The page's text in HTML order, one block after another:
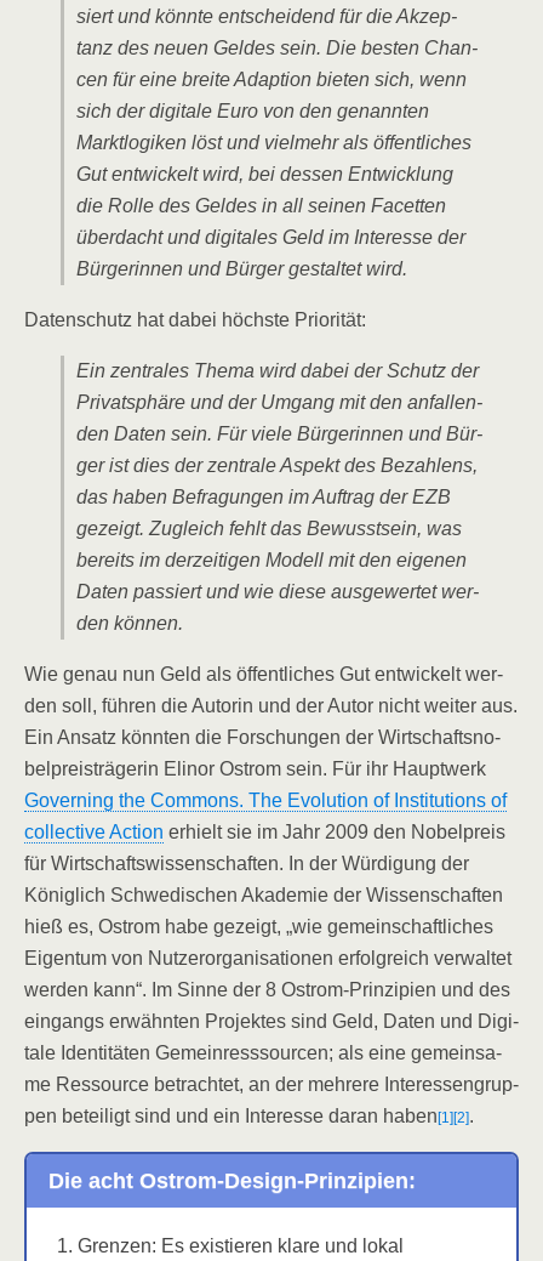
siert und könn­te ent­schei­dend für die Akzep­
tanz des neu­en Gel­des sein. Die bes­ten Chan­
cen für eine brei­te Adap­ti­on bie­ten sich, wenn
sich der digi­ta­le Euro von den genann­ten
Markt­lo­gi­ken löst und viel­mehr als öffent­li­ches
Gut ent­wi­ckelt wird, bei des­sen Ent­wick­lung
die Rol­le des Gel­des in all sei­nen Facet­ten
über­dacht und digi­ta­les Geld im Inter­es­se der
Bür­ge­rin­nen und Bür­ger gestal­tet wird.
Daten­schutz hat dabei höchs­te Priorität:
Ein zen­tra­les The­ma wird dabei der Schutz der
Pri­vat­sphä­re und der Umgang mit den anfal­len­
den Daten sein. Für vie­le Bür­ge­rin­nen und Bür­
ger ist dies der zen­tra­le Aspekt des Bezah­lens,
das haben Befra­gun­gen im Auf­trag der EZB
gezeigt. Zugleich fehlt das Bewusst­sein, was
bereits im der­zei­ti­gen Modell mit den eige­nen
Daten pas­siert und wie die­se aus­ge­wer­tet wer­
den können.
Wie genau nun Geld als öffent­li­ches Gut ent­wi­ckelt wer­
den soll, füh­ren die Autorin und der Autor nicht wei­ter aus.
Ein Ansatz könn­ten die For­schun­gen der Wirt­schafts­no­
bel­preis­trä­ge­rin Eli­nor Ost­rom sein. Für ihr Haupt­werk
Gover­ning the Com­mons. The Evo­lu­ti­on of Insti­tu­ti­ons of
coll­ec­ti­ve Action erhielt sie im Jahr 2009 den Nobel­preis
für Wirt­schafts­wis­sen­schaf­ten. In der Wür­di­gung der
König­lich Schwe­di­schen Aka­de­mie der Wis­sen­schaf­ten
hieß es, Ost­rom habe gezeigt, „wie gemein­schaft­li­ches
Eigen­tum von Nut­zer­or­ga­ni­sa­tio­nen erfolg­reich ver­wal­tet
wer­den kann“. Im Sin­ne der 8 Ost­rom-Prin­zi­pi­en und des
ein­gangs erwähn­ten Pro­jek­tes sind Geld, Daten und Digi­
ta­le Iden­ti­tä­ten Gemein­ress­sour­cen; als eine gemein­sa­
me Res­sour­ce betrach­tet, an der meh­re­re Inter­es­sen­grup­
pen betei­ligt sind und ein Inter­es­se dar­an haben [1] [2].
Die acht Ostrom-Design-Prinzipien:
Gren­zen: Es exis­tie­ren kla­re und lokal